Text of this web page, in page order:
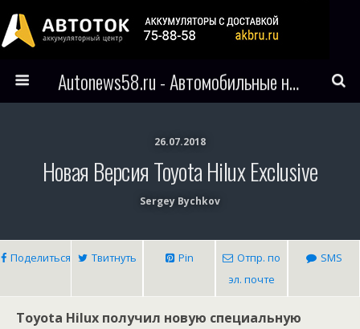
Autonews58.ru - Автомобильные новости Пензы и всего мира
26.07.2018
Новая Версия Toyota Hilux Exclusive
Sergey Bychkov
Поделиться Твитнуть Pin
Отпр. по
эл. почте
SMS
Toyota Hilux получил новую специальную